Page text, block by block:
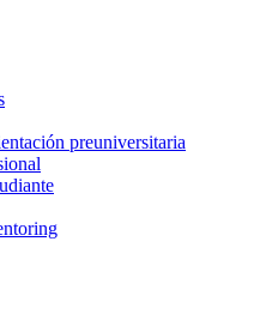
preuniversitaria